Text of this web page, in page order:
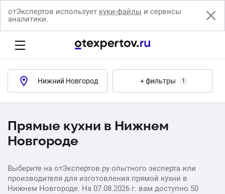
отЭкспертов использует куки-файлы и сервисы
аналитики.
Нижний Новгород + фильтры 1
Прямые кухни в Нижнем
Новгороде
Выберите на отЭкспертов.ру опытного эксперта или
производителя для изготовления прямой кухни в
Нижнем Новгороде. На 07.08.2026 г. вам доступно 50